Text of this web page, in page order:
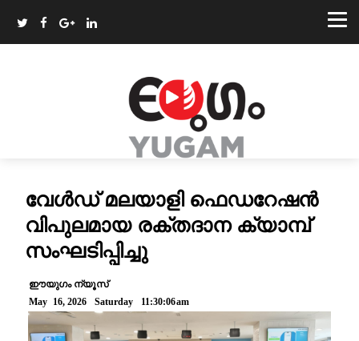
വേൾഡ് മലയാളി ഫെഡറേഷൻ
വിപുലമായ രക്തദാന ക്യാമ്പ്
സംഘടിപ്പിച്ചു
ഈയുഗം ന്യൂസ്
May 16, 2026 Saturday 11:30:06am